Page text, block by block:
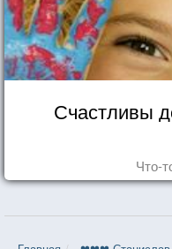
Счастливы
Что-